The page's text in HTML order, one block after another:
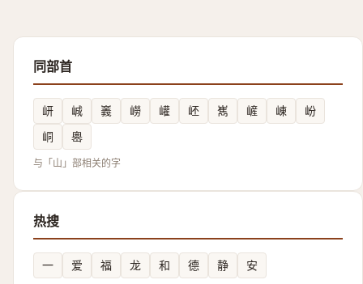
同部首
岍 峸 㠖 嶗 巏 岯 嶲 嵼 崠
岎
峒
嶴
与「山」部相关的字
热搜
一 爱 福 龙 和 德 静 安